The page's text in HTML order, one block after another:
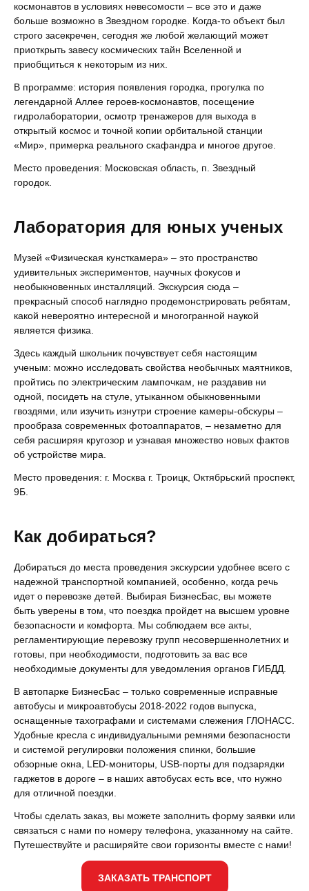
космонавтов в условиях невесомости – все это и даже
больше возможно в Звездном городке. Когда-то объект был
строго засекречен, сегодня же любой желающий может
приоткрыть завесу космических тайн Вселенной и
приобщиться к некоторым из них.
В программе: история появления городка, прогулка по
легендарной Аллее героев-космонавтов, посещение
гидролаборатории, осмотр тренажеров для выхода в
открытый космос и точной копии орбитальной станции
«Мир», примерка реального скафандра и многое другое.
Место проведения: Московская область, п. Звездный
городок.
Лаборатория для юных ученых
Музей «Физическая кунсткамера» – это пространство
удивительных экспериментов, научных фокусов и
необыкновенных инсталляций. Экскурсия сюда –
прекрасный способ наглядно продемонстрировать ребятам,
какой невероятно интересной и многогранной наукой
является физика.
Здесь каждый школьник почувствует себя настоящим
ученым: можно исследовать свойства необычных маятников,
пройтись по электрическим лампочкам, не раздавив ни
одной, посидеть на стуле, утыканном обыкновенными
гвоздями, или изучить изнутри строение камеры-обскуры –
прообраза современных фотоаппаратов, – незаметно для
себя расширяя кругозор и узнавая множество новых фактов
об устройстве мира.
Место проведения: г. Москва г. Троицк, Октябрьский проспект,
9Б.
Как добираться?
Добираться до места проведения экскурсии удобнее всего с
надежной транспортной компанией, особенно, когда речь
идет о перевозке детей. Выбирая БизнесБас, вы можете
быть уверены в том, что поездка пройдет на высшем уровне
безопасности и комфорта. Мы соблюдаем все акты,
регламентирующие перевозку групп несовершеннолетних и
готовы, при необходимости, подготовить за вас все
необходимые документы для уведомления органов ГИБДД.
В автопарке БизнесБас – только современные исправные
автобусы и микроавтобусы 2018-2022 годов выпуска,
оснащенные тахографами и системами слежения ГЛОНАСС.
Удобные кресла с индивидуальными ремнями безопасности
и системой регулировки положения спинки, большие
обзорные окна, LED-мониторы, USB-порты для подзарядки
гаджетов в дороге – в наших автобусах есть все, что нужно
для отличной поездки.
Чтобы сделать заказ, вы можете заполнить форму заявки или
связаться с нами по номеру телефона, указанному на сайте.
Путешествуйте и расширяйте свои горизонты вместе с нами!
ЗАКАЗАТЬ ТРАНСПОРТ